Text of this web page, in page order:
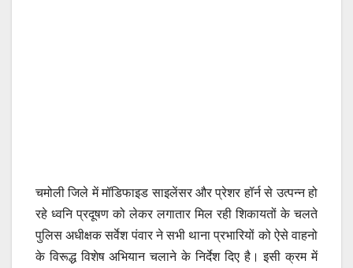
चमोली जिले में मॉडिफाइड साइलेंसर और प्रेशर हॉर्न से उत्पन्न हो
रहे ध्वनि प्रदूषण को लेकर लगातार मिल रही शिकायतों के चलते
पुलिस अधीक्षक सर्वेश पंवार ने सभी थाना प्रभारियों को ऐसे वाहनो
के विरूद्ध विशेष अभियान चलाने के निर्देश दिए है। इसी क्रम में